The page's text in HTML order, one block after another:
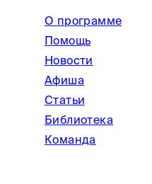
О программе
Помощь
Новости
Афиша
Статьи
Библиотека
Команда